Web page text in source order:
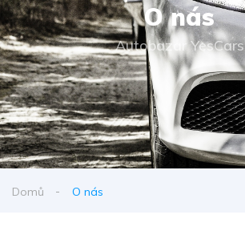
O nás
Autobazar YesCars
Domů O nás